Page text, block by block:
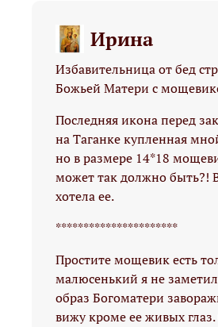
Ирина
Избавительница от бед
Божьей Матери с
Последняя икона перед
на Таганке купленная
но в размере 14*18
может так должно быть?!
хотела ее.
**********************
Простите мощевик есть
малюсенький я не
образ Богоматери
вижу кроме ее живых